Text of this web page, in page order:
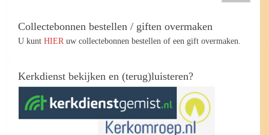
Collectebonnen bestellen / giften overmaken
U kunt HIER uw collectebonnen bestellen of een gift overmaken.
Kerkdienst bekijken en (terug)luisteren?